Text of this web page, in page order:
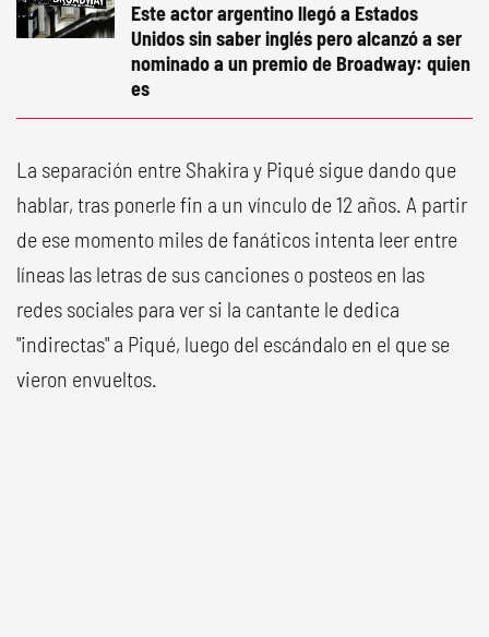
Este actor argentino llegó a Estados
Unidos sin saber inglés pero alcanzó a ser
nominado a un premio de Broadway: quien
es
La separación entre Shakira y Piqué sigue dando que
hablar, tras ponerle fin a un vínculo de 12 años. A partir
de ese momento miles de fanáticos intenta leer entre
líneas las letras de sus canciones o posteos en las
redes sociales para ver si la cantante le dedica
"indirectas" a Piqué, luego del escándalo en el que se
vieron envueltos.